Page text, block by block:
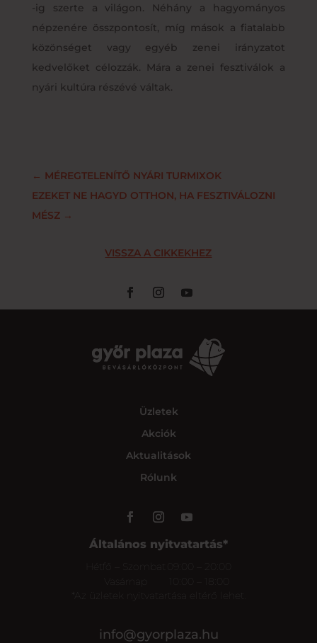
-ig szerte a világon. Néhány a hagyományos
népzenére összpontosít, míg mások a fiatalabb
közönséget vagy egyéb zenei irányzatot
kedvelőket célozzák. Mára a zenei fesztiválok a
nyári kultúra részévé váltak.
← MÉREGTELENÍTŐ NYÁRI TURMIXOK
EZEKET NE HAGYD OTTHON, HA FESZTIVÁLOZNI
MÉSZ→
VISSZA A CIKKEKHEZ
Üzletek
Akciók
Aktualitások
Rólunk
Általános nyitvatartás*
*Az üzletek nyitvatartása eltérő lehet.
info@gyorplaza.hu